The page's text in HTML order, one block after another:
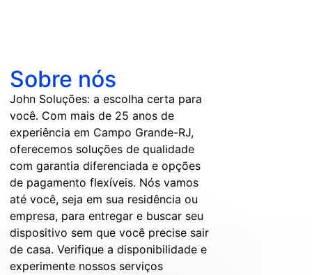
Sobre nós
John Soluções: a escolha certa para
você. Com mais de 25 anos de
experiência em Campo Grande-RJ,
oferecemos soluções de qualidade
com garantia diferenciada e opções
de pagamento flexíveis. Nós vamos
até você, seja em sua residência ou
empresa, para entregar e buscar seu
dispositivo sem que você precise sair
de casa. Verifique a disponibilidade e
experimente nossos serviços